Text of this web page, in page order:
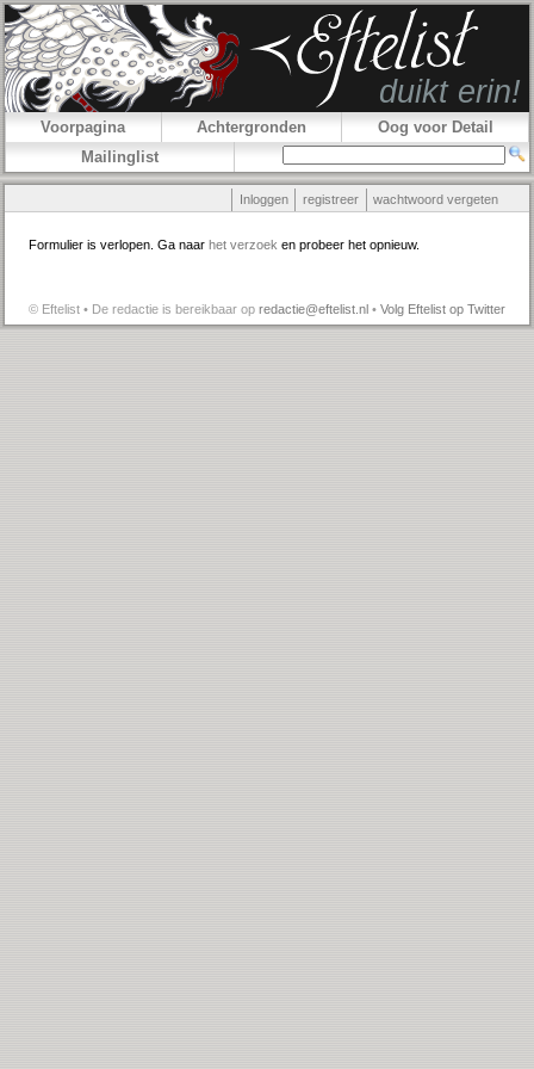
Voorpagina Achtergronden
Oog voor Detail
Mailinglist
Inloggen registreer wachtwoord vergeten
Formulier is verlopen. Ga naar het verzoek en probeer het opnieuw.
© Eftelist • De redactie is bereikbaar op redactie@eftelist.nl • Volg Eftelist op Twitter